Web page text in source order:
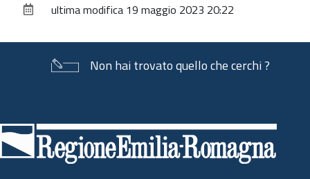
documentoultima modifica 19 maggio 2023 20:22
Non hai trovato quello che cerchi ?
di
pagina